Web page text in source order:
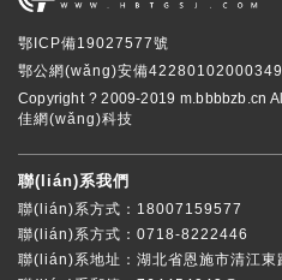
鄂ICP備19027577號
鄂公網(wǎng)安備
Copyright ? 2009-2019 m.bbbbzb.cn
佳網(wǎng)科技
聯(lián)系我們
聯(lián)系方式：18007159577
聯(lián)系方式：0718-8222446
聯(lián)系地址：湖北省恩施市清江東